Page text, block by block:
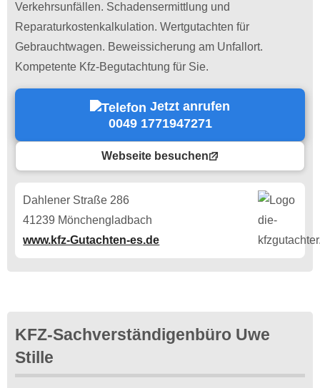
Verkehrsunfällen. Schadensermittlung und
Reparaturkostenkalkulation. Wertgutachten für
Gebrauchtwagen. Beweissicherung am Unfallort.
Kompetente Kfz-Begutachtung für Sie.
Jetzt anrufen
0049 1771947271
Webseite besuchen
Dahlener Straße 286
41239 Mönchengladbach
www.kfz-Gutachten-es.de
KFZ-Sachverständigenbüro Uwe
Stille